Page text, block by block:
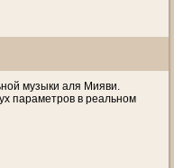
музыки аля Мияви.
параметров в реальном